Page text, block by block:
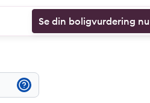
Se din boligvurdering nu